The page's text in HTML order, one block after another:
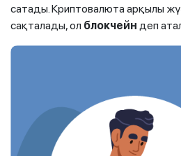
сатады. Криптовалюта арқылы
сақталады, ол блокчейн деп